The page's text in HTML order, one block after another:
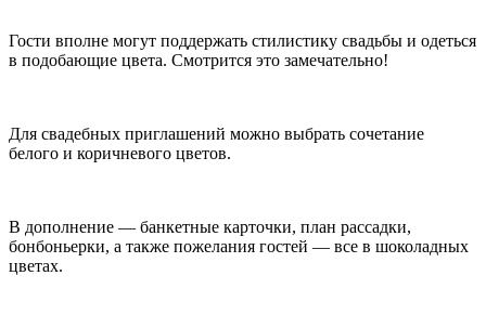
Гости вполне могут поддержать стилистику свадьбы и одеться
в подобающие цвета. Смотрится это замечательно!
Для свадебных приглашений можно выбрать сочетание
белого и коричневого цветов.
В дополнение — банкетные карточки, план рассадки,
бонбоньерки, а также пожелания гостей — все в шоколадных
цветах.